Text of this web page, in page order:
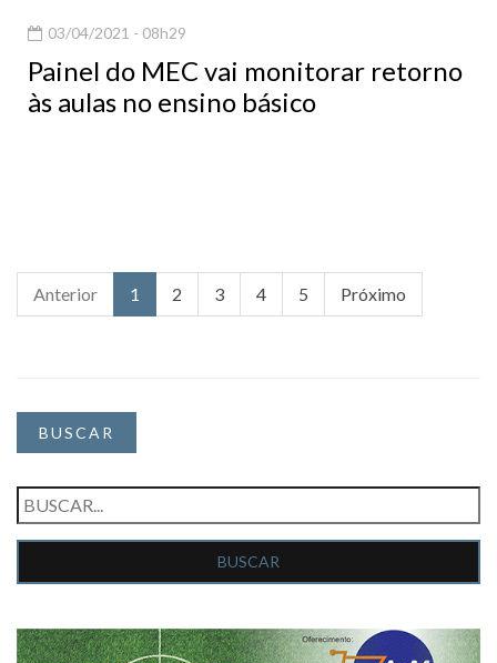
03/04/2021 - 08h29
Painel do MEC vai monitorar retorno
às aulas no ensino básico
Anterior 1 2 3 4 5 Próximo
BUSCAR